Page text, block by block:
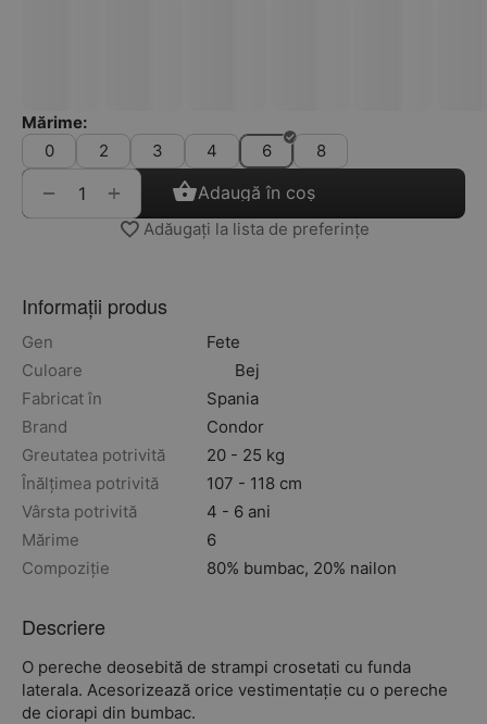
Mărime:
0
2 3 4 6 8
+
− Adaugă în coș
Adăugați la lista de preferințe
Informații produs
Gen
Fete
Culoare
Bej
Fabricat în
Spania
Brand
Condor
Greutatea potrivită
20 - 25 kg
Înălțimea potrivită
107 - 118 cm
Vârsta potrivită
4 - 6 ani
Mărime
6
Compoziție
80% bumbac, 20% nailon
Descriere
O pereche deosebită de strampi crosetati cu funda
laterala. Acesorizează orice vestimentație cu o pereche
de ciorapi din bumbac.